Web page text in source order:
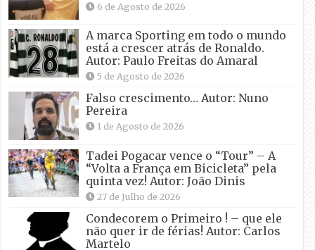
6 de Agosto de 2026
A marca Sporting em todo o mundo
está a crescer atrás de Ronaldo.
Autor: Paulo Freitas do Amaral
5 de Agosto de 2026
Falso crescimento… Autor: Nuno
Pereira
1 de Agosto de 2026
Tadei Pogacar vence o “Tour” – A
“Volta a França em Bicicleta” pela
quinta vez! Autor: João Dinis
27 de Julho de 2026
Condecorem o Primeiro ! – que ele
não quer ir de férias! Autor: Carlos
Martelo